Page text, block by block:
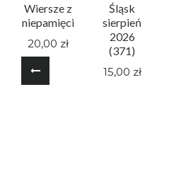
Wiersze z
niepamięci
20,00 zł
Śląsk
sierpień
2026
(371)
15,00 zł